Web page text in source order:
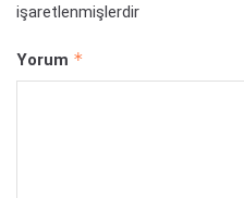
işaretlenmişlerdir
Yorum *